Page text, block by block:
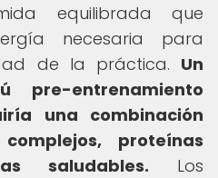
equilibrada que
necesaria para
de la práctica. Un
pre-entrenamiento
una combinación
proteínas
saludables. Los